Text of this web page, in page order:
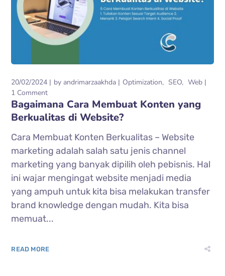
20/02/2024 by andrimarzaakhda Optimization SEO
Web
1 Comment
Bagaimana Cara Membuat Konten yang
Berkualitas di Website?
Cara Membuat Konten Berkualitas – Website
marketing adalah salah satu jenis channel
marketing yang banyak dipilih oleh pebisnis. Hal
ini wajar mengingat website menjadi media
yang ampuh untuk kita bisa melakukan transfer
brand knowledge dengan mudah. Kita bisa
memuat...
READ MORE